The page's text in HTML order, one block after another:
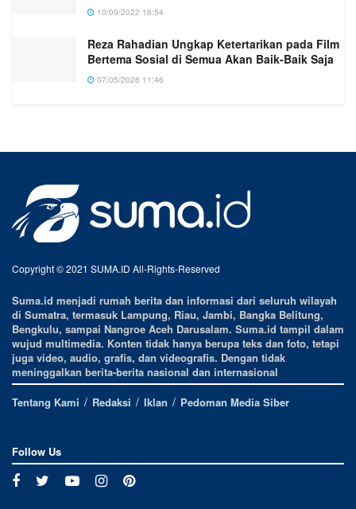
10/09/2022 16:54
Reza Rahadian Ungkap Ketertarikan pada Film
Bertema Sosial di Semua Akan Baik-Baik Saja
07/05/2026 11:46
Copyright © 2021 SUMA.ID All-Rights-Reserved
Suma.id menjadi rumah berita dan informasi dari seluruh wilayah
di Sumatra, termasuk Lampung, Riau, Jambi, Bangka Belitung,
Bengkulu, sampai Nangroe Aceh Darusalam. Suma.id tampil dalam
wujud multimedia. Konten tidak hanya berupa teks dan foto, tetapi
juga video, audio, grafis, dan videografis. Dengan tidak
meninggalkan berita-berita nasional dan internasional
Tentang Kami
Redaksi Iklan Pedoman Media Siber
Follow Us